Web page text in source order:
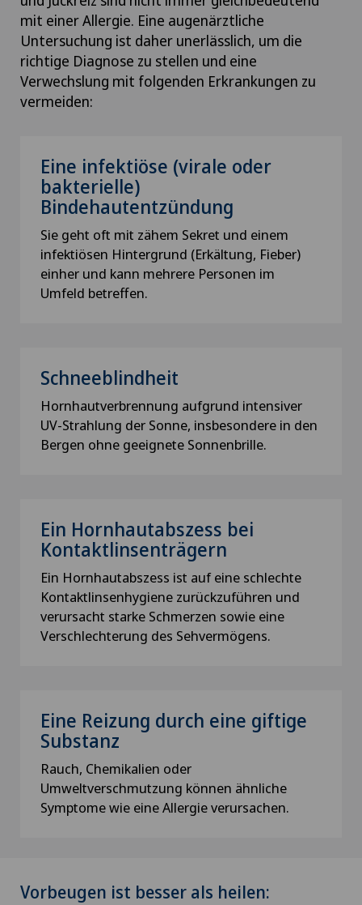
mit einer Allergie. Eine augenärztliche
Untersuchung ist daher unerlässlich, um die
richtige Diagnose zu stellen und eine
Verwechslung mit folgenden Erkrankungen zu
vermeiden:
Eine infektiöse (virale oder
bakterielle)
Bindehautentzündung
Sie geht oft mit zähem Sekret und einem
infektiösen Hintergrund (Erkältung, Fieber)
einher und kann mehrere Personen im
Umfeld betreffen.
Schneeblindheit
Hornhautverbrennung aufgrund intensiver
UV-Strahlung der Sonne, insbesondere in den
Bergen ohne geeignete Sonnenbrille.
Ein Hornhautabszess bei
Kontaktlinsenträgern
Ein Hornhautabszess ist auf eine schlechte
Kontaktlinsenhygiene zurückzuführen und
verursacht starke Schmerzen sowie eine
Verschlechterung des Sehvermögens.
Eine Reizung durch eine giftige
Substanz
Rauch, Chemikalien oder
Umweltverschmutzung können ähnliche
Symptome wie eine Allergie verursachen.
Vorbeugen ist besser als heilen: